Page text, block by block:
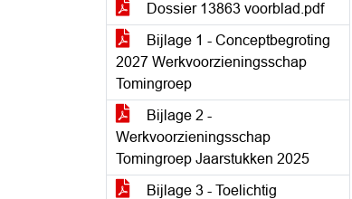
Dossier 13863 voorblad.pdf
Bijlage 1 - Conceptbegroting
2027 Werkvoorzieningsschap
Tomingroep
Bijlage 2 -
Werkvoorzieningsschap
Tomingroep Jaarstukken 2025
Bijlage 3 - Toelichtig